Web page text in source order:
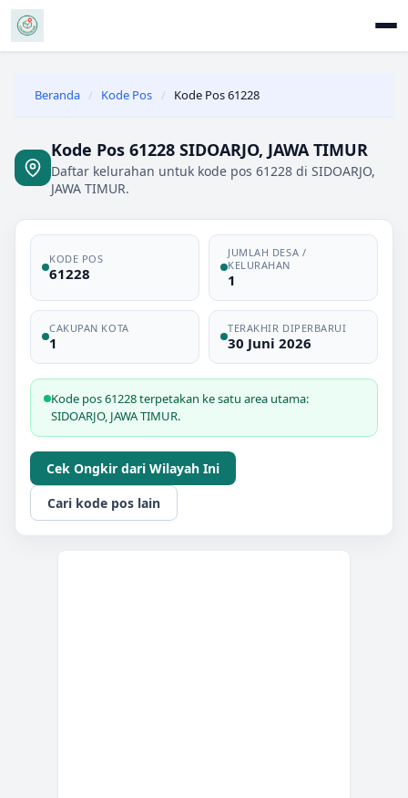
Beranda / Kode Pos / Kode Pos 61228
Kode Pos 61228 SIDOARJO, JAWA TIMUR
Daftar kelurahan untuk kode pos 61228 di SIDOARJO,
JAWA TIMUR.
KODE POS
61228
JUMLAH DESA /
KELURAHAN
1
CAKUPAN KOTA
1
TERAKHIR DIPERBARUI
30 Juni 2026
Kode pos 61228 terpetakan ke satu area utama:
SIDOARJO, JAWA TIMUR.
Cek Ongkir dari Wilayah Ini
Cari kode pos lain